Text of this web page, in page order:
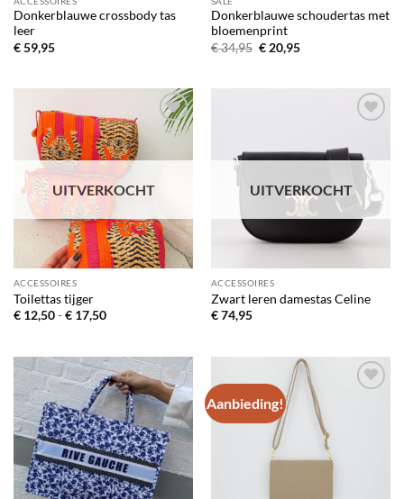
Donkerblauwe crossbody tas
leer
€59,95
Donkerblauwe schoudertas met
bloemenprint
€34,95 Oorspronkelijke
€20,95Huidige
Toevoegen
aan
verlanglijst
UITVERKOCHT
ACCESSOIRES
Toilettas tijger
€12,50 - €17,50Prijsklasse:
aan
verlanglijst
UITVERKOCHT
ACCESSOIRES
Zwart leren damestas Celine
€74,95
Toevoegen
aan
verlanglijst
Aanbieding!